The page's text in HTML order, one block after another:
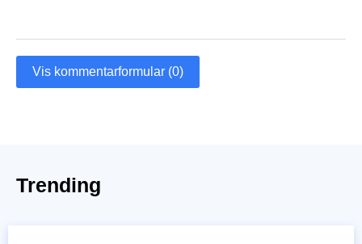
Vis kommentarformular (0)
Trending